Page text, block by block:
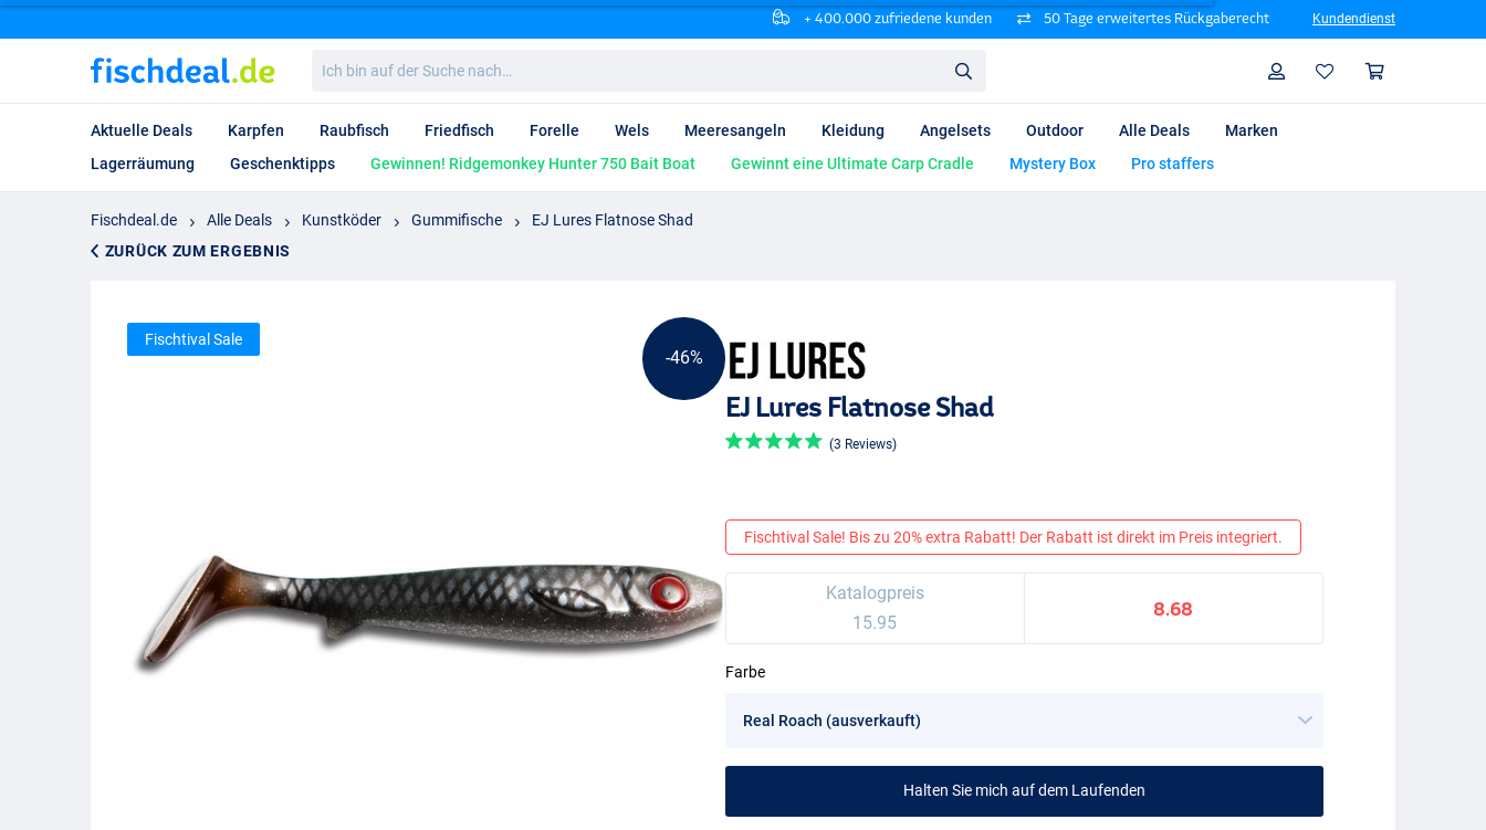
+ 400.000 zufriedene kunden 50 Tage erweitertes Rückgaberecht Kundendienst
bin
auf
Suche
nach…
Profil
Aktuelle Deals Karpfen Raubfisch Friedfisch Forelle Wels Meeresangeln Kleidung Angelsets Outdoor Alle Deals
Marken
Lagerräumung
Geschenktipps Gewinnen! Ridgemonkey Hunter 750 Bait Boat Gewinnt eine Ultimate Carp Cradle Mystery Box Pro staffers
Fischdeal.de Alle Deals Kunstköder Gummifische
EJ Lures Flatnose Shad
ZURÜCK ZUM ERGEBNIS
-46%
Fischtival Sale
EJ Lures Flatnose Shad
(3 Reviews)
Fischtival Sale! Bis zu 20% extra Rabatt! Der Rabatt ist direkt im Preis integriert.
Katalogpreis
15.95
8.68
Farbe
Halten Sie mich auf dem Laufenden